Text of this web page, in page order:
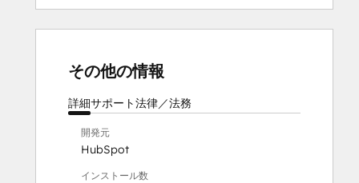
その他の情報
詳細サポート法律／法務
開発元
HubSpot
インストール数